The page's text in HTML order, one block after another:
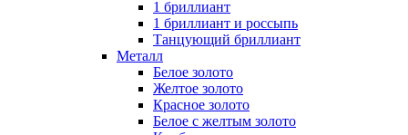
1 бриллиант
1 бриллиант и россыпь
Танцующий бриллиант
Металл
Белое золото
Желтое золото
Красное золото
Белое с желтым золото